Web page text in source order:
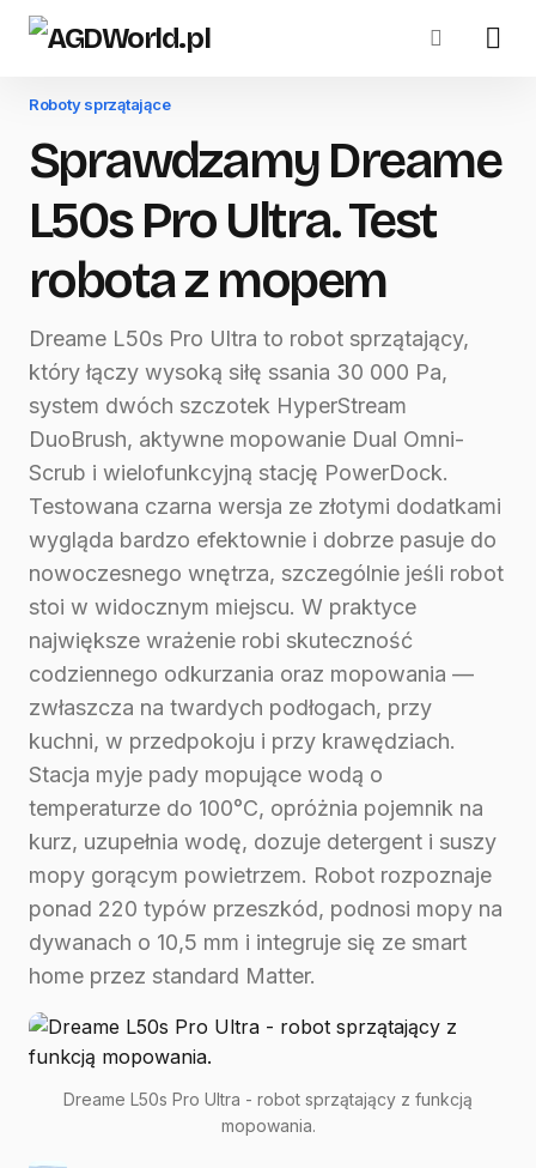
Roboty sprzątające
Sprawdzamy Dreame
L50s Pro Ultra. Test
robota z mopem
Dreame L50s Pro Ultra to robot sprzątający,
który łączy wysoką siłę ssania 30 000 Pa,
system dwóch szczotek HyperStream
DuoBrush, aktywne mopowanie Dual Omni-
Scrub i wielofunkcyjną stację PowerDock.
Testowana czarna wersja ze złotymi dodatkami
wygląda bardzo efektownie i dobrze pasuje do
nowoczesnego wnętrza, szczególnie jeśli robot
stoi w widocznym miejscu. W praktyce
największe wrażenie robi skuteczność
codziennego odkurzania oraz mopowania —
zwłaszcza na twardych podłogach, przy
kuchni, w przedpokoju i przy krawędziach.
Stacja myje pady mopujące wodą o
temperaturze do 100°C, opróżnia pojemnik na
kurz, uzupełnia wodę, dozuje detergent i suszy
mopy gorącym powietrzem. Robot rozpoznaje
ponad 220 typów przeszkód, podnosi mopy na
dywanach o 10,5 mm i integruje się ze smart
home przez standard Matter.
Dreame L50s Pro Ultra - robot sprzątający z funkcją
mopowania.